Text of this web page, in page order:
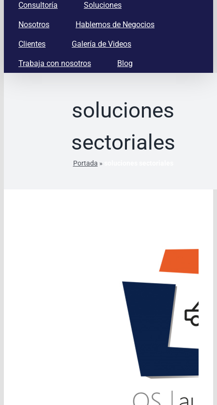
Consultoría Soluciones
Nosotros Hablemos de Negocios
Clientes Galería de Videos
Trabaja con nosotros Blog
soluciones
sectoriales
Portada »